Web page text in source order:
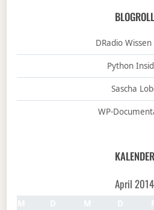
BLOGROLL
DRadio
Python
Sascha
WP-
KALENDER
April 2014